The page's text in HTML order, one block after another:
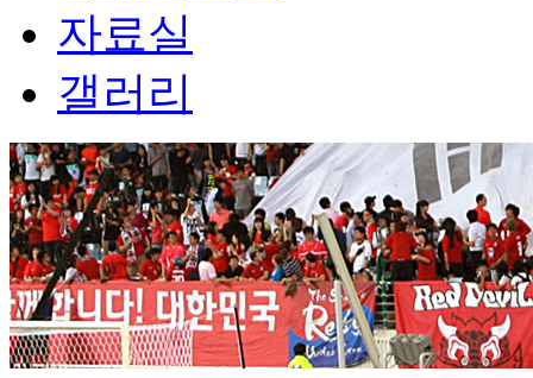
자료실
갤러리